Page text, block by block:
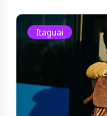
Itaguai